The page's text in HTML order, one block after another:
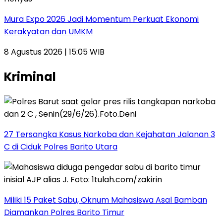
Mura Expo 2026 Jadi Momentum Perkuat Ekonomi
Kerakyatan dan UMKM
8 Agustus 2026 | 15:05 WIB
Kriminal
27 Tersangka Kasus Narkoba dan Kejahatan Jalanan 3
C di Ciduk Polres Barito Utara
Miliki 15 Paket Sabu, Oknum Mahasiswa Asal Bamban
Diamankan Polres Barito Timur